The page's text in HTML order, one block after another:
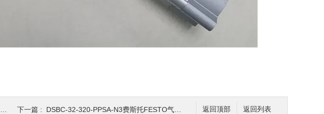
返回列表
返回顶部
下一篇 : DSBC-32-320-PPSA-N3费斯托FESTO气缸DSBC-抗扭转阳螺纹-PPS缓冲